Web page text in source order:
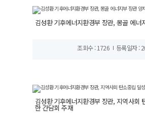
김성환 기후에너지환경부 장관, 몽골 에너
조회수 : 1726 등록일자 :
김성환 기후에너지환경부 장관, 지역사회
한 간담회 주재